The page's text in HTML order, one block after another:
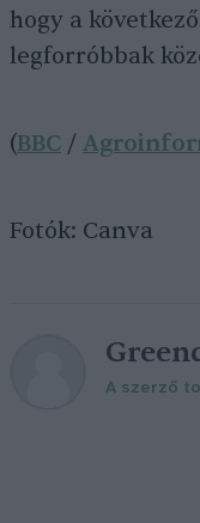
hogy a
legforróbbak
(BBC /
Fotók: Canva
A szerző